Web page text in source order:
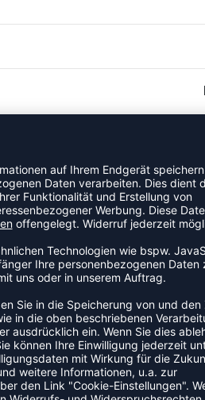
Designs eine optimale
macht. Die Stoffe
elastischen Bund mit